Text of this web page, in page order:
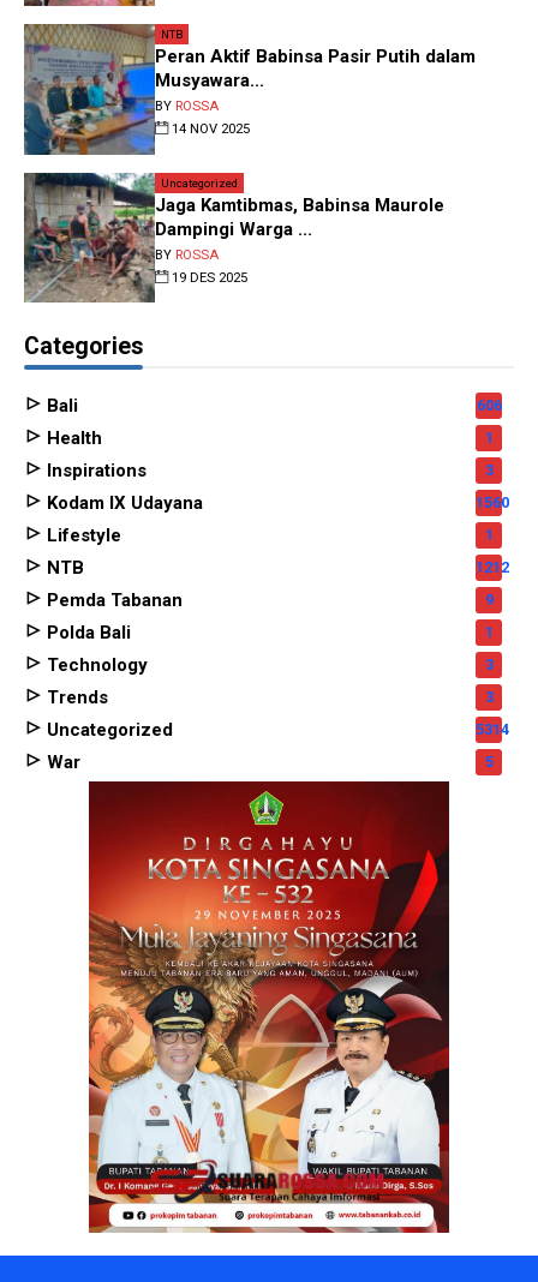
NTB
Peran Aktif Babinsa Pasir Putih dalam
Musyawara...
BY ROSSA
14 NOV 2025
Uncategorized
Jaga Kamtibmas, Babinsa Maurole
Dampingi Warga ...
BY ROSSA
19 DES 2025
Categories
Bali 606
Health 1
Inspirations 3
Kodam IX Udayana 1560
Lifestyle 1
NTB 1212
Pemda Tabanan 9
Polda Bali 1
Technology 3
Trends 3
Uncategorized 5314
War 5